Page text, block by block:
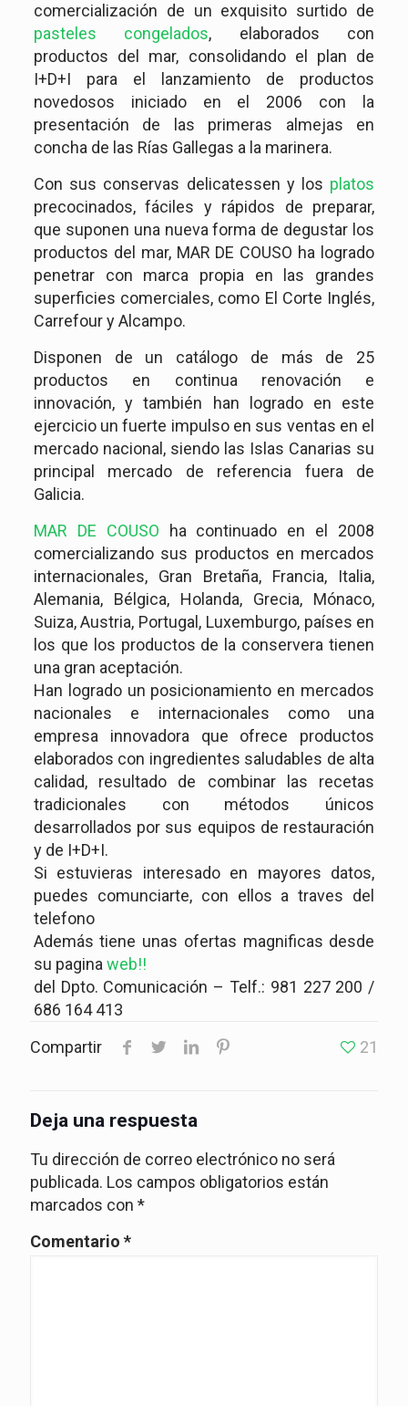
comercialización de un exquisito surtido de
pasteles congelados, elaborados con
productos del mar, consolidando el plan de
I+D+I para el lanzamiento de productos
novedosos iniciado en el 2006 con la
presentación de las primeras almejas en
concha de las Rías Gallegas a la marinera.
Con sus conservas delicatessen y los platos
precocinados, fáciles y rápidos de preparar,
que suponen una nueva forma de degustar los
productos del mar, MAR DE COUSO ha logrado
penetrar con marca propia en las grandes
superficies comerciales, como El Corte Inglés,
Carrefour y Alcampo.
Disponen de un catálogo de más de 25
productos en continua renovación e
innovación, y también han logrado en este
ejercicio un fuerte impulso en sus ventas en el
mercado nacional, siendo las Islas Canarias su
principal mercado de referencia fuera de
Galicia.
MAR DE COUSO ha continuado en el 2008
comercializando sus productos en mercados
internacionales, Gran Bretaña, Francia, Italia,
Alemania, Bélgica, Holanda, Grecia, Mónaco,
Suiza, Austria, Portugal, Luxemburgo, países en
los que los productos de la conservera tienen
una gran aceptación.
Han logrado un posicionamiento en mercados
nacionales e internacionales como una
empresa innovadora que ofrece productos
elaborados con ingredientes saludables de alta
calidad, resultado de combinar las recetas
tradicionales con métodos únicos
desarrollados por sus equipos de restauración
y de I+D+I.
Si estuvieras interesado en mayores datos,
puedes comunciarte, con ellos a traves del
telefono
Además tiene unas ofertas magnificas desde
su pagina web!!
del Dpto. Comunicación – Telf.: 981 227 200 /
686 164 413
Compartir
21
Deja una respuesta
Tu dirección de correo electrónico no será
publicada. Los campos obligatorios están
marcados con *
Comentario *